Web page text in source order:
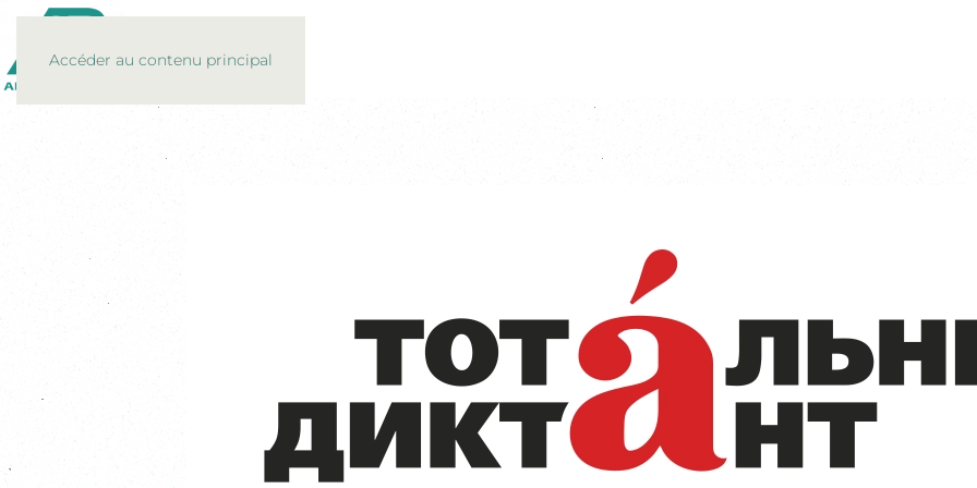
Accéder au contenu principal